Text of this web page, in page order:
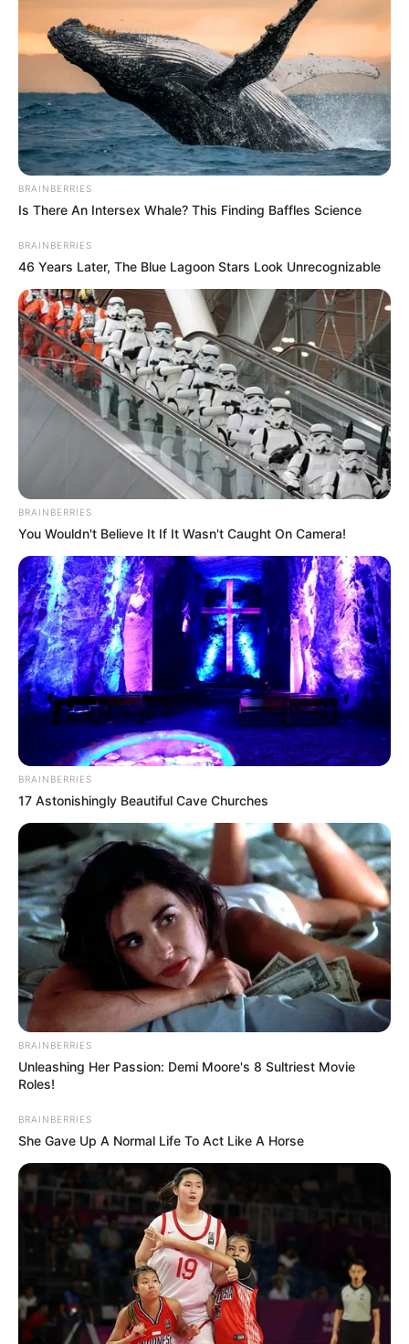
11. “Természetes manófülem van.”
12. “Az arachnodaktília ritka esete”
13. “A karom/könyököm erre képes.”
14. “Megátkoztak egy olyan köldökkel, ami kilóg az ingemen.”